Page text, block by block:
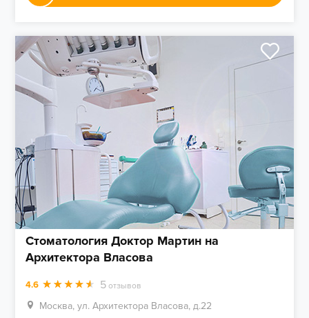
Стоматология Доктор Мартин на
Архитектора Власова
4.6 5 отзывов
Москва, ул. Архитектора Власова, д.22